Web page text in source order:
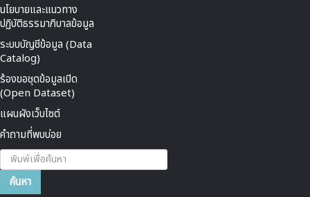
นโยบายและแนวทาง
ปฏิบัติธรรมาภิบาลข้อมูล
ระบบบัญชีข้อมูล (Data
Catalog)
ร้องขอชุดข้อมูลเปิด
(Open Dataset)
แผนผังเว็บไซต์
คำถามที่พบบ่อย
ค้นหา...
ค้นหา